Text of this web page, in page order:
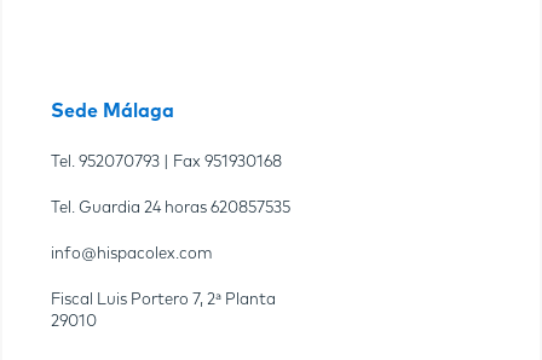
Sede Málaga
Tel. 952070793 | Fax 951930168
Tel. Guardia 24 horas 620857535
info@hispacolex.com
Fiscal Luis Portero 7, 2ª Planta
29010